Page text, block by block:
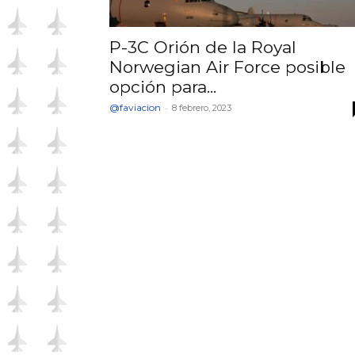
P-3C Orión de la Royal
Norwegian Air Force posible
opción para...
@faviacion - 8 febrero, 2023